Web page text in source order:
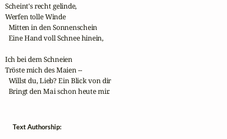
Scheint's recht gelinde,
Werfen tolle Winde
  Mitten in den Sonnenschein
  Eine Hand voll Schnee hinein,
Ich bei dem Schneien
Tröste mich des Maien --
  Willst du, Lieb? Ein Blick von dir
  Bringt den Mai schon heute mir.
Text Authorship: